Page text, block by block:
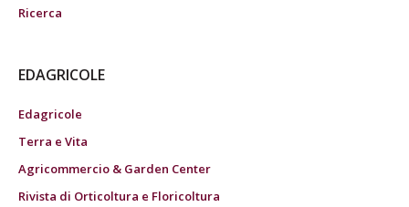
Ricerca
EDAGRICOLE
Edagricole
Terra e Vita
Agricommercio & Garden Center
Rivista di Orticoltura e Floricoltura